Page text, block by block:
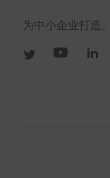
为中小企业打造